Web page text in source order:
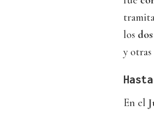
los
y otras
En el